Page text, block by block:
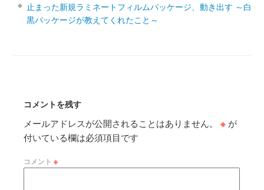
止まった新規ラミネートフィルムパッケージ、動き出す ～白
黒パッケージが教えてくれたこと～
コメントを残す
メールアドレスが公開されることはありません。 ※ が
付いている欄は必須項目です
コメント ※